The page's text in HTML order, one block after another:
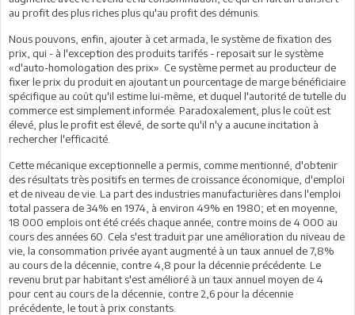
au profit des plus riches plus qu'au profit des démunis.
Nous pouvons, enfin, ajouter à cet armada, le système de fixation des
prix, qui - à l'exception des produits tarifés - reposait sur le système
«d'auto-homologation des prix». Ce système permet au producteur de
fixer le prix du produit en ajoutant un pourcentage de marge bénéficiaire
spécifique au coût qu'il estime lui-même, et duquel l'autorité de tutelle du
commerce est simplement informée. Paradoxalement, plus le coût est
élevé, plus le profit est élevé, de sorte qu'il n'y a aucune incitation à
rechercher l'efficacité.
Cette mécanique exceptionnelle a permis, comme mentionné, d'obtenir
des résultats très positifs en termes de croissance économique, d'emploi
et de niveau de vie. La part des industries manufacturières dans l'emploi
total passera de 34% en 1974, à environ 49% en 1980; et en moyenne,
18 000 emplois ont été créés chaque année, contre moins de 4 000 au
cours des années 60. Cela s'est traduit par une amélioration du niveau de
vie, la consommation privée ayant augmenté à un taux annuel de 7,8%
au cours de la décennie, contre 4,8 pour la décennie précédente. Le
revenu brut par habitant s'est amélioré à un taux annuel moyen de 4
pour cent au cours de la décennie, contre 2,6 pour la décennie
précédente, le tout à prix constants.